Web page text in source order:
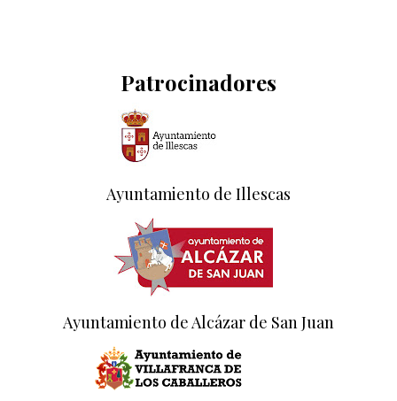
Patrocinadores
Ayuntamiento de Illescas
Ayuntamiento de Alcázar de San Juan